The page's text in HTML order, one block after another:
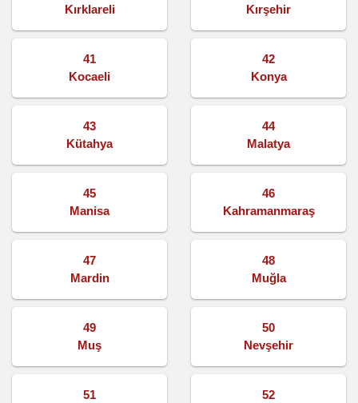
Kırklareli
Kırşehir
41
Kocaeli
42
Konya
43
Kütahya
44
Malatya
45
Manisa
46
Kahramanmaraş
47
Mardin
48
Muğla
49
Muş
50
Nevşehir
51 52